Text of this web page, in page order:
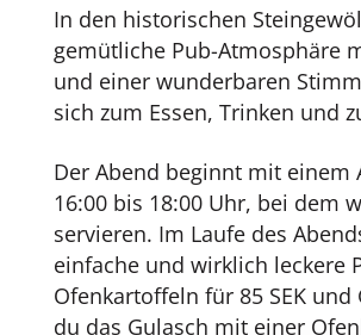
In den historischen
gemütliche Pub-Atmosphäre
und einer wunderbaren
sich zum Essen, Trinken und
Der Abend beginnt mit einem
16:00 bis 18:00 Uhr, bei dem
servieren. Im Laufe des
einfache und wirklich leckere
Ofenkartoffeln für 85 SEK und
du das Gulasch mit einer